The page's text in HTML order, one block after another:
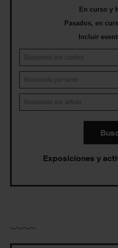
En curso y
Pasados, en
Incluir
Exposiciones y